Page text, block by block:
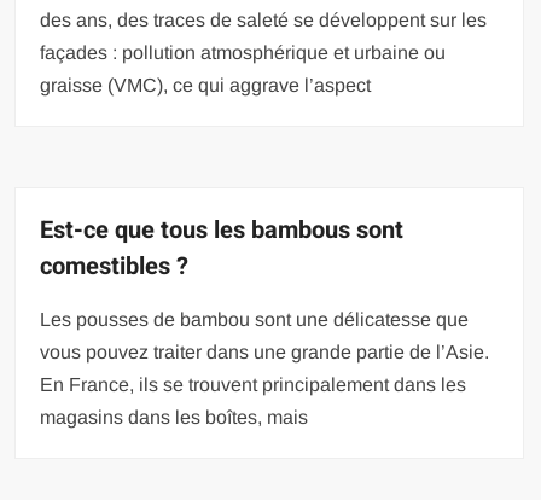
des ans, des traces de saleté se développent sur les
façades : pollution atmosphérique et urbaine ou
graisse (VMC), ce qui aggrave l’aspect
Est-ce que tous les bambous sont
comestibles ?
Les pousses de bambou sont une délicatesse que
vous pouvez traiter dans une grande partie de l’Asie.
En France, ils se trouvent principalement dans les
magasins dans les boîtes, mais